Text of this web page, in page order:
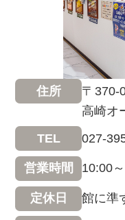
住所
〒370-
高崎オ
TEL 027-
営業時間 10:00
定休日 館に準